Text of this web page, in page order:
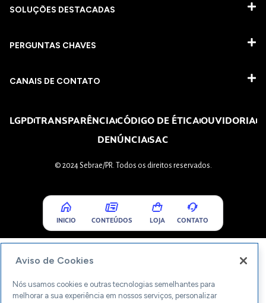
SOLUÇÕES DESTACADAS
PERGUNTAS CHAVES​
CANAIS DE CONTATO
LGPDTRANSPARÊNCIACÓDIGO DE ÉTICAOUVIDORIA
DENÚNCIASAC
© 2024 Sebrae/PR. Todos os direitos reservados.
INICIO CONTEÚDOS LOJA CONTATO
Aviso de Cookies
Nós usamos cookies e outras tecnologias semelhantes para
melhorar a sua experiência em nossos serviços, personalizar